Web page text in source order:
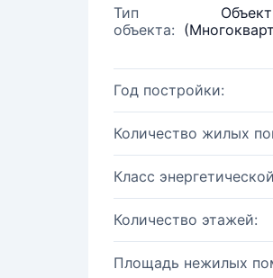
Тип
объекта:
Год постройки:
Количество жилых
Класс
Количество этажей:
Площадь нежилых